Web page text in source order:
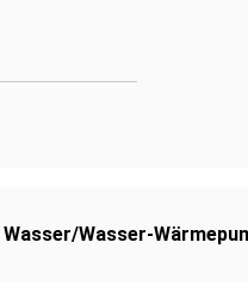
Wasser/Wasser-